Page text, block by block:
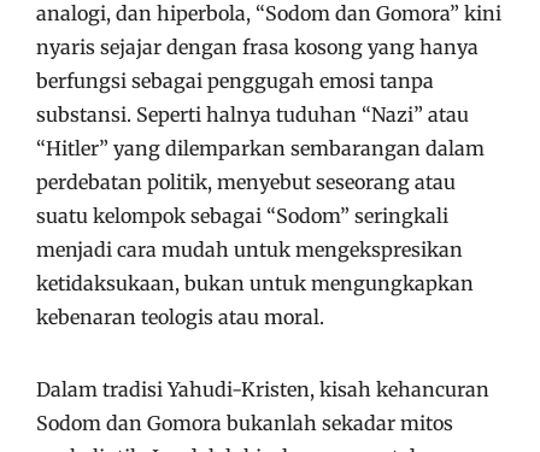
analogi, dan hiperbola, “Sodom dan Gomora” kini
nyaris sejajar dengan frasa kosong yang hanya
berfungsi sebagai penggugah emosi tanpa
substansi. Seperti halnya tuduhan “Nazi” atau
“Hitler” yang dilemparkan sembarangan dalam
perdebatan politik, menyebut seseorang atau
suatu kelompok sebagai “Sodom” seringkali
menjadi cara mudah untuk mengekspresikan
ketidaksukaan, bukan untuk mengungkapkan
kebenaran teologis atau moral.
Dalam tradisi Yahudi-Kristen, kisah kehancuran
Sodom dan Gomora bukanlah sekadar mitos